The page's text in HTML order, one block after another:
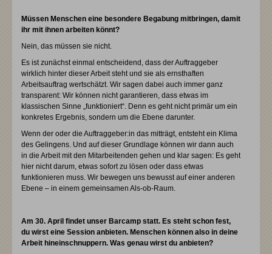
Müssen Menschen eine besondere Begabung mitbringen, damit
ihr mit ihnen arbeiten könnt?
Nein, das müssen sie nicht.
Es ist zunächst einmal entscheidend, dass der Auftraggeber
wirklich hinter dieser Arbeit steht und sie als ernsthaften
Arbeitsauftrag wertschätzt. Wir sagen dabei auch immer ganz
transparent: Wir können nicht garantieren, dass etwas im
klassischen Sinne „funktioniert“. Denn es geht nicht primär um ein
konkretes Ergebnis, sondern um die Ebene darunter.
Wenn der oder die Auftraggeber:in das mitträgt, entsteht ein Klima
des Gelingens. Und auf dieser Grundlage können wir dann auch
in die Arbeit mit den Mitarbeitenden gehen und klar sagen: Es geht
hier nicht darum, etwas sofort zu lösen oder dass etwas
funktionieren muss. Wir bewegen uns bewusst auf einer anderen
Ebene – in einem gemeinsamen Als-ob-Raum.
Am 30. April findet unser Barcamp statt. Es steht schon fest,
du wirst eine Session anbieten. Menschen können also in deine
Arbeit hineinschnuppern. Was genau wirst du anbieten?